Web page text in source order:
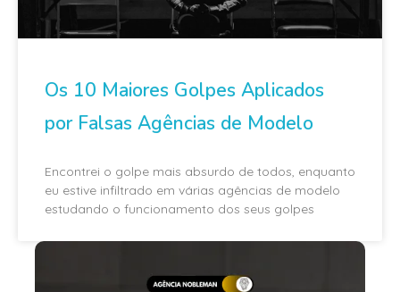
Os 10 Maiores Golpes Aplicados
por Falsas Agências de Modelo
Encontrei o golpe mais absurdo de todos, enquanto
eu estive infiltrado em várias agências de modelo
estudando o funcionamento dos seus golpes